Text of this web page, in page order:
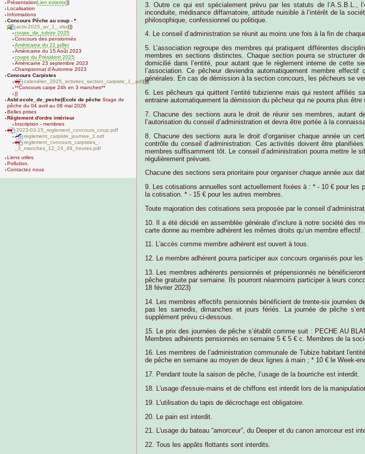
PrésentationLien externe]]
Localisation
Informations
Concours Pêche au coup - *
activ.2025_av_1_.xlsx |}}
coupe_de_tubize 2025
Concours des pensionnés
Américaine du 21 juillet
Américaine du 15 Août 2023
coupe du Président 2025
Américaine 23 septembre 2023
Championnat d'Automne 2023
Concours Carpistes
calendrier_2025_activites_section_carpiste_1_.pdf|}}}
**Concours carpe 24h en 3 manches**
}}
Asbl:ecole_de_peche|Ecole de pêche Stage de
pêche du 04 avril au 08 mai 2026
Belles prises
Règlement d'ordre intérieur
Inscription - membres
2023-03-15_reglement_concours_coup.pdf
reglement_carpiste_journee_1.odt
reglement_concours_carpistes_-
_3_manches_12_24_48_heures.pdf
Liens utiles
Pollution.
Contactez nous
3. Outre ce qui est spécialement prévu par les statuts de l’A.S.B.L.,
inconduite, médisance diffamatoire, attitude nuisible à l’intérêt de la
philosophique, confessionnel ou politique.
4. Le conseil d’administration se réunit au moins une fois à la fin de
5. L’association regroupe des membres qui pratiquent différentes
membres en sections distinctes. Chaque section pourra se structurer
domicilié dans l’entité, pour autant que le règlement interne de cette
l’association. Ce pêcheur deviendra automatiquement membre
générales. En cas de démission à la section concours, les pêcheurs se
6. Les pêcheurs qui quittent l’entité tubizienne mais qui restent affiliés
entraine automatiquement la démission du pêcheur qui ne pourra plus être
7. Chacune des sections aura le droit de réunir ses membres, autant
l’autorisation du conseil d’administration et devra être portée à la
8. Chacune des sections aura le droit d’organiser chaque année un
contrôle du conseil d’administration. Ces activités doivent être
membres suffisamment tôt. Le conseil d’administration pourra mettre le
régulièrement prévues.
Chacune des sections sera prioritaire pour organiser chaque année aux
9. Les cotisations annuelles sont actuellement fixées à : * - 10 € pour les
la cotisation. * - 15 € pour les autres membres.
Toute majoration des cotisations sera proposée par le conseil
10. Il a été décidé en assemblée générale d’inclure à notre société des
carte donne au membre adhérent les mêmes droits qu’un membre
11. L'accès comme membre adhérent est ouvert à tous.
12. Le membre adhérent pourra participer aux concours organisés pour
13. Les membres adhérents pensionnés et prépensionnés ne
pêche gratuite par semaine. Ils pourront néanmoins participer à leurs
18 février 2023)
14. Les membres effectifs pensionnés bénéficient de trente-six journées
pas les samedis, dimanches et jours fériés. La journée de pêche
supplément prévu ci-dessous.
15. Le prix des journées de pêche s’établit comme suit : PECHE AU
Membres adhérents pensionnés en semaine 5 € 5 € c. Membres de la
16. Les membres de l’administration communale de Tubize habitant
de pêche en semaine au moyen de deux lignes à main ; * 10 € le Week-
17. Pendant toute la saison de pêche, l’usage de la bourriche est interdit.
18. L'usage d'essuie-mains et de chiffons est interdit lors de la
19. L'utilisation du tapis de décrochage est obligatoire.
20. Le pain est interdit.
21. L'usage du bateau “amorceur”, du Deeper et du canon amorceur est
22. Tous les appâts flottants sont interdits.